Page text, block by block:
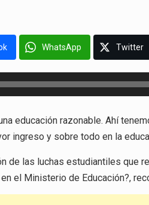
WhatsApp Twitter
educación razonable. Ahí
ingreso y sobre todo en la
de las luchas estudiantiles que
el Ministerio de Educación?,